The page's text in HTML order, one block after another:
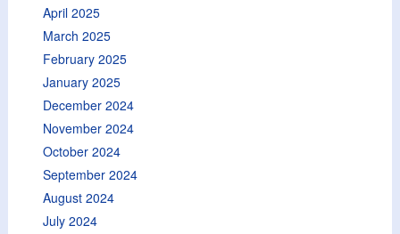
April 2025
March 2025
February 2025
January 2025
December 2024
November 2024
October 2024
September 2024
August 2024
July 2024